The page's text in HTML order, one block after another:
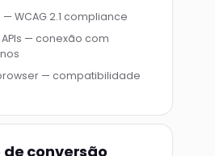
WCAG 2.1 compliance
— conexão com
— compatibilidade
conversão